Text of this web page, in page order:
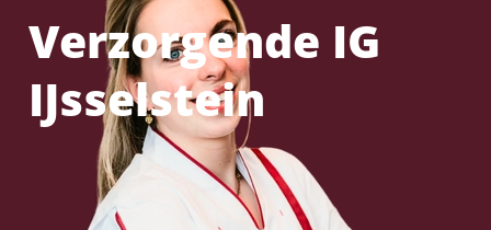
Verzorgende IG
IJsselstein